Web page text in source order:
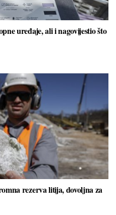
uređaje, ali i nagovijestio što
rezerva litija, dovoljna za